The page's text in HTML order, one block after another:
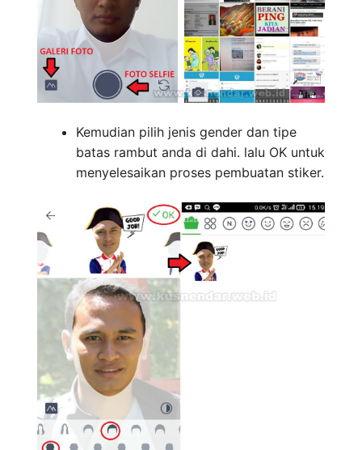
Kemudian pilih jenis gender dan tipe
batas rambut anda di dahi. lalu OK untuk
menyelesaikan proses pembuatan stiker.